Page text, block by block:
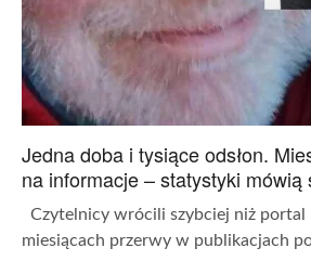
Jedna doba i tysiące odsłon.
na informacje – statystyki mówią
Czytelnicy wrócili szybciej niż portal
miesiącach przerwy w publikacjach